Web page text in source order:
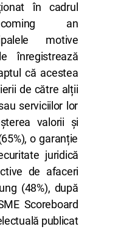
în cadrul
an
motive
înregistrează
că acestea
de către alții
serviciilor lor
valorii și
o garanție
juridică
de afaceri
(48%), după
Scoreboard
publicat